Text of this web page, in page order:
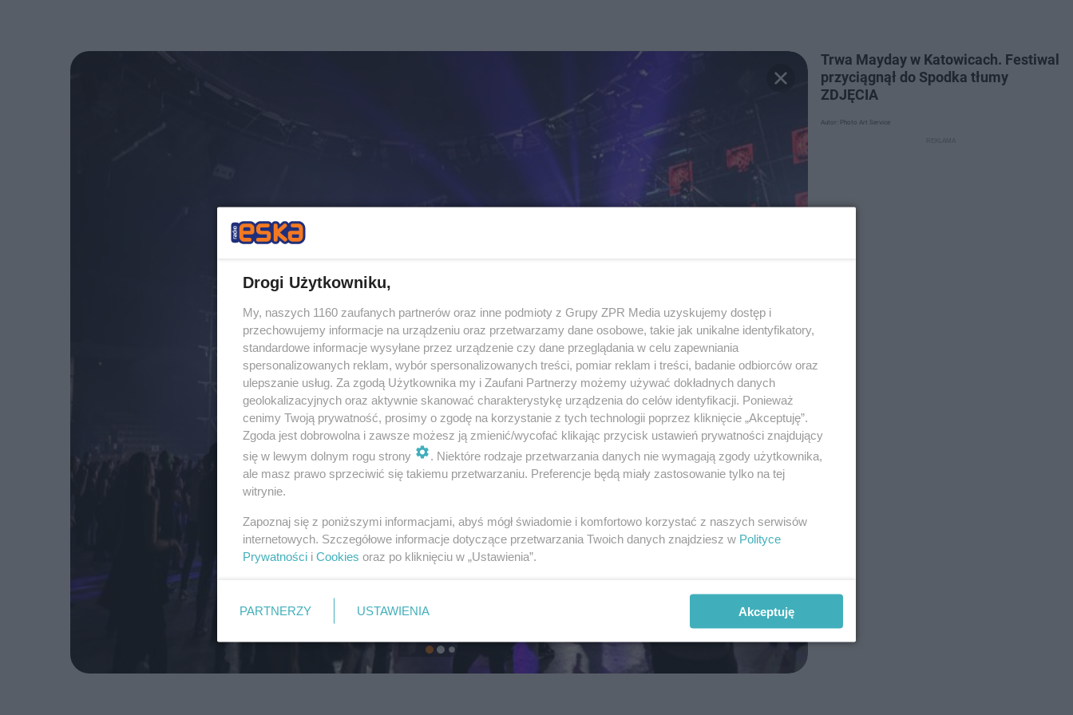
Trwa Mayday w Katowicach. Festiwal
przyciągnął do Spodka tłumy
ZDJĘCIA
Autor: Photo Art Service
Drogi Użytkowniku,
My, naszych 1160 zaufanych partnerów oraz inne podmioty z Grupy ZPR Media uzyskujemy dostęp i
przechowujemy informacje na urządzeniu oraz przetwarzamy dane osobowe, takie jak unikalne identyfikatory,
standardowe informacje wysyłane przez urządzenie czy dane przeglądania w celu zapewniania
spersonalizowanych reklam, wybór spersonalizowanych treści, pomiar reklam i treści, badanie odbiorców oraz
ulepszanie usług. Za zgodą Użytkownika my i Zaufani Partnerzy możemy używać dokładnych danych
geolokalizacyjnych oraz aktywnie skanować charakterystykę urządzenia do celów identyfikacji. Ponieważ
cenimy Twoją prywatność, prosimy o zgodę na korzystanie z tych technologii poprzez kliknięcie „Akceptuję”.
Zgoda jest dobrowolna i zawsze możesz ją zmienić/wycofać klikając przycisk ustawień prywatności znajdujący
się w lewym dolnym rogu strony
. Niektóre rodzaje przetwarzania danych nie wymagają zgody użytkownika,
ale masz prawo sprzeciwić się takiemu przetwarzaniu. Preferencje będą miały zastosowanie tylko na tej
witrynie.
Zapoznaj się z poniższymi informacjami, abyś mógł świadomie i komfortowo korzystać z naszych serwisów
internetowych. Szczegółowe informacje dotyczące przetwarzania Twoich danych znajdziesz w Polityce
Prywatności i Cookies oraz po kliknięciu w „Ustawienia”.
PARTNERZY USTAWIENIA Akceptuję